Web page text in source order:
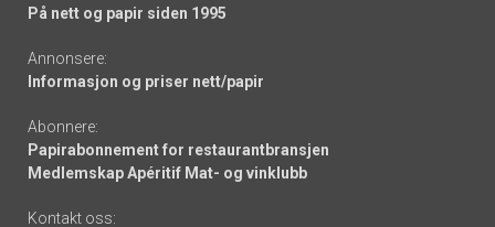
På nett og papir siden 1995
Annonsere:
Informasjon og priser nett/papir
Abonnere:
Papirabonnement for restaurantbransjen
Medlemskap Apéritif Mat- og vinklubb
Kontakt oss: